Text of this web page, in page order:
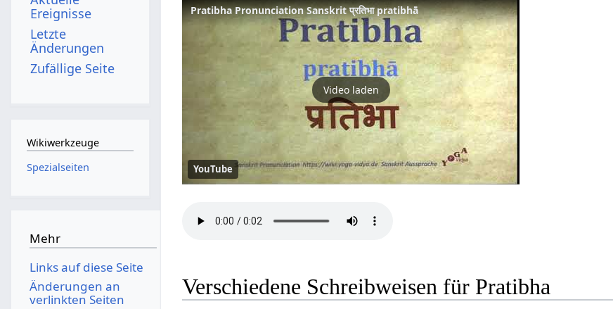
Pratibha Pronunciation Sanskrit प्रतिभा pratibhā
Video laden
YouTube
Verschiedene Schreibweisen für Pratibha
Ereignisse
Letzte
Änderungen
Zufällige Seite
Wikiwerkzeuge
Spezialseiten
Mehr
Links auf diese Seite
Änderungen an
verlinkten Seiten